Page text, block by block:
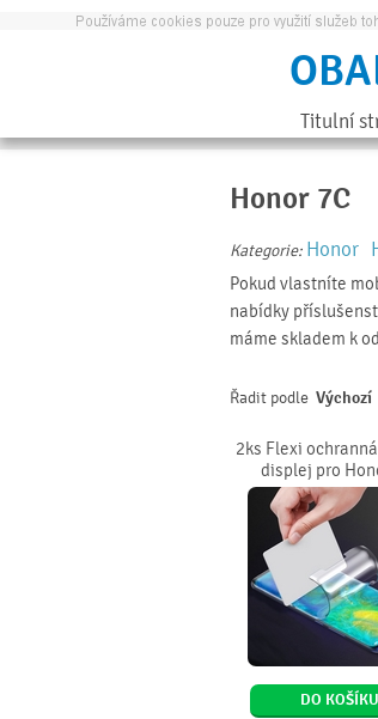
Titulní
Honor 7C
Kategorie: Honor
Pokud vlastníte
nabídky
máme skladem k
Řadit podle Výchozí
2ks Flexi
displej pro
DO KOŠÍKU